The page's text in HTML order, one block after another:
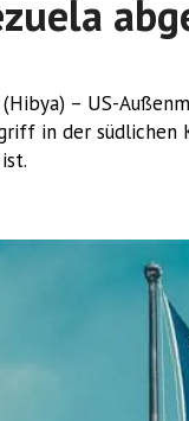
– US-
in der